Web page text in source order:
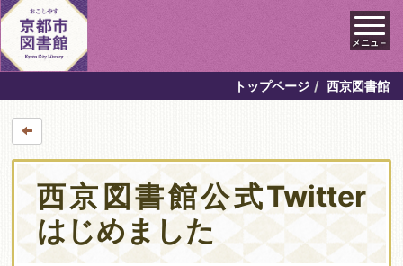
メニュ－
トップページ 西京図書館
西京図書館公式Twitter
はじめました